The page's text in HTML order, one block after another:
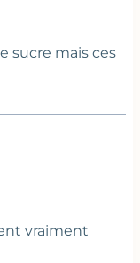
sucre mais ces
vraiment